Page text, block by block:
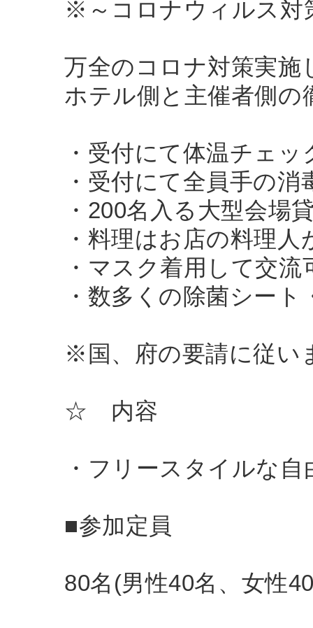
※～コロナウィルス対
万全のコロナ対策実施
ホテル側と主催者側の
・受付にて体温チェ
・受付にて全員手の消
・200名入る大型会場
・料理はお店の料理人
・マスク着用して交流
・数多くの除菌シー
※国、府の要請に従い
☆ 内容
・フリースタイルな
■参加定員
80名(男性40名、女性